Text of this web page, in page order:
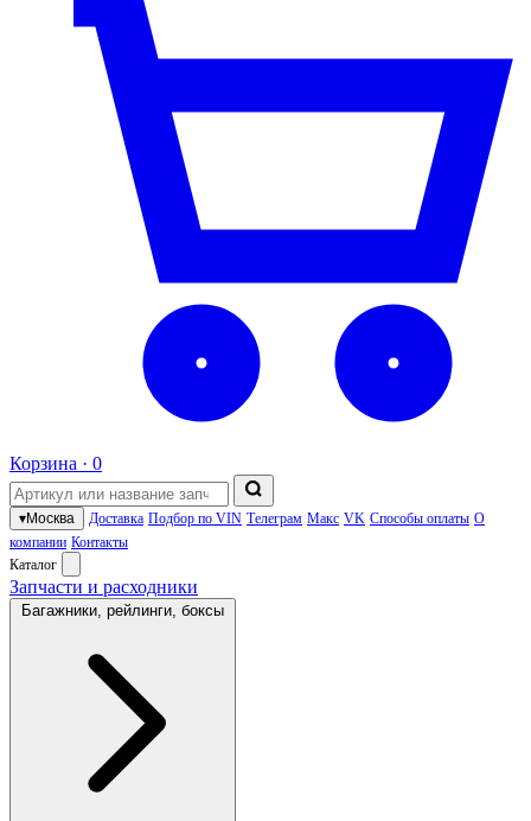
Корзина · 0
▾Москва Доставка Подбор по VIN Телеграм Макс VK Способы оплаты О
компании Контакты
Каталог
Запчасти и расходники
Багажники, рейлинги, боксы